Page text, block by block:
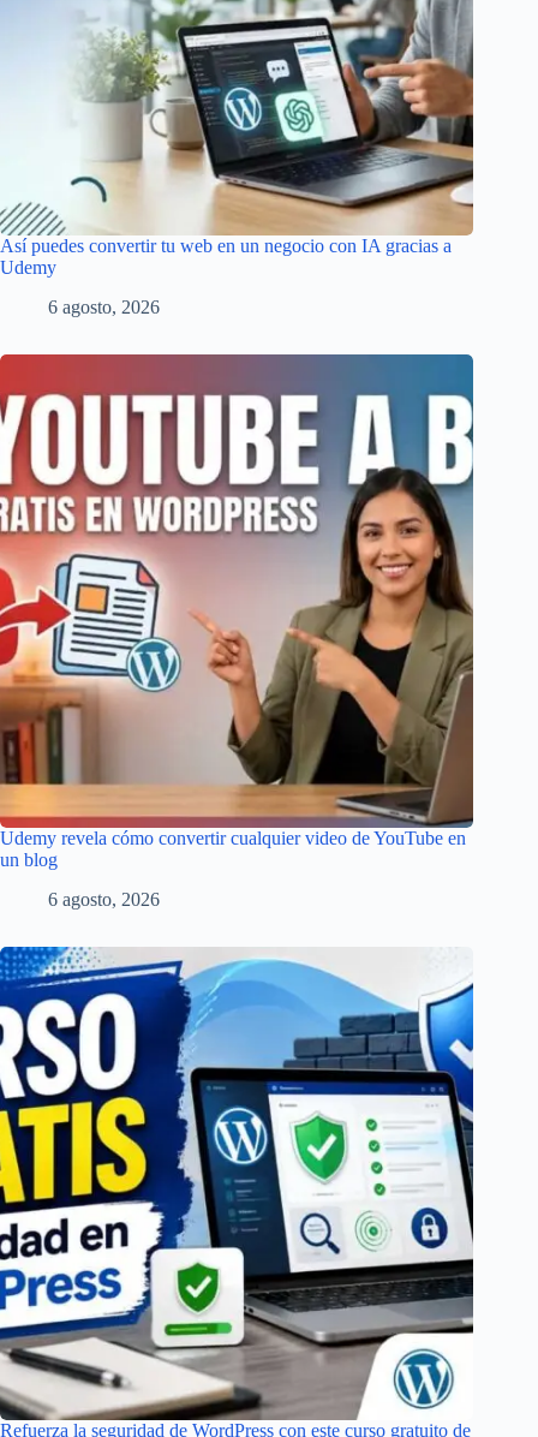
Así puedes convertir tu web en un negocio con IA gracias a
Udemy
6 agosto, 2026
Udemy revela cómo convertir cualquier video de YouTube en
un blog
6 agosto, 2026
Refuerza la seguridad de WordPress con este curso gratuito de